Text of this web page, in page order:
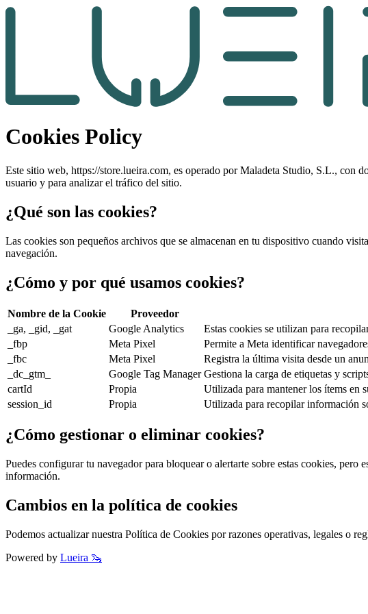
Cookies Policy
Este sitio web, https://store.lueira.com, es operado por Maladeta Studio, S.L.,
usuario y para analizar el tráfico del sitio.
¿Qué son las cookies?
Las cookies son pequeños archivos que se almacenan en tu dispositivo cuando
navegación.
¿Cómo y por qué usamos cookies?
Nombre de la Cookie Proveedor
_ga, _gid, _gat
Google Analytics
Estas cookies se utilizan para
_fbp
Meta Pixel
Permite a Meta identificar
_fbc
Meta Pixel
Registra la última visita desde un
_dc_gtm_
Google Tag Manager Gestiona la carga de etiquetas y
cartId
Propia
Utilizada para mantener los ítems en
session_id
Propia Utilizada para recopilar información
¿Cómo gestionar o eliminar cookies?
Puedes configurar tu navegador para bloquear o alertarte sobre estas cookies,
información.
Cambios en la política de cookies
Podemos actualizar nuestra Política de Cookies por razones operativas, legales o
Powered by Lueira 🦦